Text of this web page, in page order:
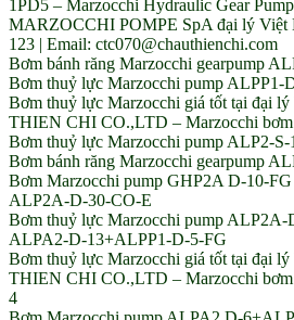
1PD5 – Marzocchi Hydraulic Gear
MARZOCCHI POMPE SpA đại lý Việt
123 | Email: ctc070@chauthienchi.com
Bơm bánh răng Marzocchi gearpump
Bơm thuỷ lực Marzocchi pump ALPP1-
Bơm thuỷ lực Marzocchi giá tốt tại đại
THIEN CHI CO.,LTD – Marzocchi
Bơm thuỷ lực Marzocchi pump ALP2-S-
Bơm bánh răng Marzocchi gearpump
Bơm Marzocchi pump GHP2A D-10-FG
ALP2A-D-30-CO-E
Bơm thuỷ lực Marzocchi pump ALP2A-
ALPA2-D-13+ALPP1-D-5-FG
Bơm thuỷ lực Marzocchi giá tốt tại đại
THIEN CHI CO.,LTD – Marzocchi
4